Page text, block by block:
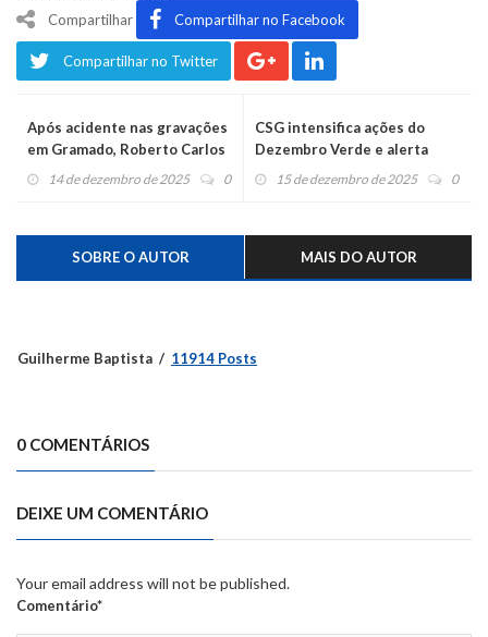
Compartilhar Compartilhar no Facebook
Compartilhar no Twitter
Após acidente nas gravações
em Gramado, Roberto Carlos
passa bem
14 de dezembro de 2025 0
CSG intensifica ações do
Dezembro Verde e alerta
para o crime de abandono de
15 de dezembro de 2025 0
SOBRE O AUTOR MAIS DO AUTOR
Guilherme Baptista 11914 Posts
0 COMENTÁRIOS
DEIXE UM COMENTÁRIO
Your email address will not be published.
Comentário*